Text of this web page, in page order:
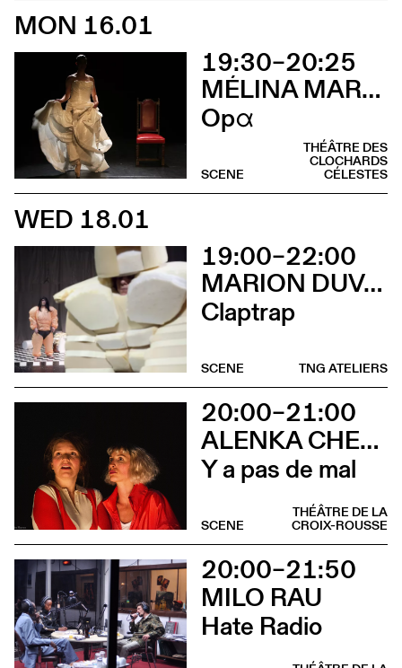
MON 16.01
19:30–20:25
MÉLINA MARTIN
Opα
THÉÂTRE DES
CLOCHARDS
CÉLESTES
SCENE
WED 18.01
19:00–22:00
MARION DUVAL - CHRIS CADILLAC
Claptrap
TNG ATELIERS
SCENE
20:00–21:00
ALENKA CHENUZ & AMÉLIE VIDON
Y a pas de mal
THÉÂTRE DE LA
CROIX-ROUSSE
SCENE
20:00–21:50
MILO RAU
Hate Radio